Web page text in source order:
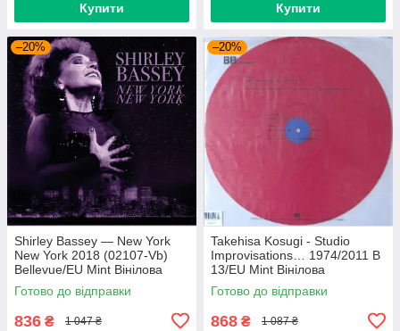
Купити Купити
–20%
Shirley Bassey — New York
New York 2018 (02107-Vb)
Bellevue/EU Mint Вінілова
платівка (art.238985)
Готово до відправки
836 ₴ 1 047 ₴
–20%
Takehisa Kosugi - Studio
Improvisations… 1974/2011 B
13/EU Mint Вінілова
пластинка (art.232754)
Готово до відправки
868 ₴ 1 087 ₴